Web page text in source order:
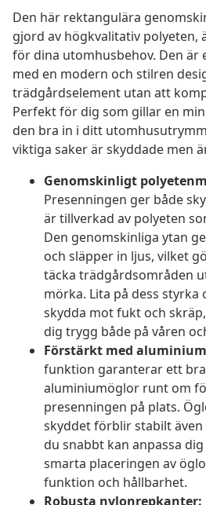
Den här rektangulära
gjord av högkvalitativ polyeten,
för dina utomhusbehov. Den är
med en modern och stilren
trädgårdselement utan att
Perfekt för dig som gillar en
den bra in i ditt
viktiga saker är skyddade men
Genomskinligt
Presenningen ger både
är tillverkad av polyeten
Den genomskinliga ytan
och släpper in ljus, vilket
täcka trädgårdsområden
mörka. Lita på dess
skydda mot fukt och
dig trygg både på våren
Förstärkt med
funktion garanterar ett
aluminiumöglor runt om
presenningen på plats.
skyddet förblir stabilt även
du snabbt kan anpassa
smarta placeringen av
funktion och hållbarhet.
Robusta nylonrepkanter: